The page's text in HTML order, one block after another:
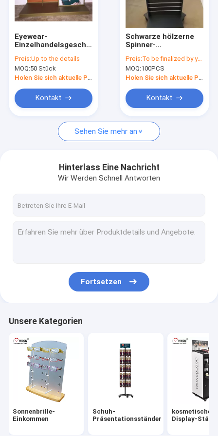
Factory Tour
Request A Quote
Sonnenbrille-Einkommen
Schuh-Präsentationsständer
Kleidungs-Ladenbaue
Fliesen-Präsentationsständer
Zusatz-Ausstellungsstand
Metall Display-Racks
Gestelle aus Holz anzeigen
Acryleinkommen
BodenbelagAusstellungsstände
Eyewear-
Einzelhandelsgeschäft-
Gegenausstellungsstände
für den Sonnenbrille-
Verkauf
Preis:Up to the details
MOQ:50 Stück
Holen Sie sich aktuelle Preis
Kontakt
Schwarze hölzerne
Spinner-
geben Stellung mit
Aluminiumplatte/
Haken frei
Preis:To be finalized by your needs
MOQ:100PCS
Holen Sie sich aktuelle Preis
Kontakt
Sehen Sie mehr an
Hinterlass Eine Nachricht
Wir Werden Schnell Antworten
Fortsetzen
Unsere Kategorien
Sonnenbrille-
Einkommen
Schuh-
Präsentationsständer
kosmetische
Display-